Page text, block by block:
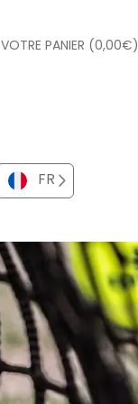
VOTRE PANIER (0,00€)
FR